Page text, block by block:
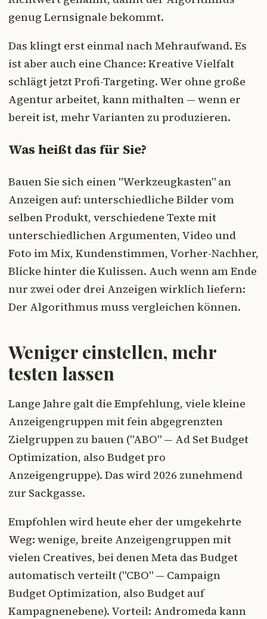
genug Lernsignale bekommt.
Das klingt erst einmal nach Mehraufwand. Es
ist aber auch eine Chance: Kreative Vielfalt
schlägt jetzt Profi-Targeting. Wer ohne große
Agentur arbeitet, kann mithalten — wenn er
bereit ist, mehr Varianten zu produzieren.
Was heißt das für Sie?
Bauen Sie sich einen "Werkzeugkasten" an
Anzeigen auf: unterschiedliche Bilder vom
selben Produkt, verschiedene Texte mit
unterschiedlichen Argumenten, Video und
Foto im Mix, Kundenstimmen, Vorher-Nachher,
Blicke hinter die Kulissen. Auch wenn am Ende
nur zwei oder drei Anzeigen wirklich liefern:
Der Algorithmus muss vergleichen können.
Weniger einstellen, mehr
testen lassen
Lange Jahre galt die Empfehlung, viele kleine
Anzeigengruppen mit fein abgegrenzten
Zielgruppen zu bauen ("ABO" — Ad Set Budget
Optimization, also Budget pro
Anzeigengruppe). Das wird 2026 zunehmend
zur Sackgasse.
Empfohlen wird heute eher der umgekehrte
Weg: wenige, breite Anzeigengruppen mit
vielen Creatives, bei denen Meta das Budget
automatisch verteilt ("CBO" — Campaign
Budget Optimization, also Budget auf
Kampagnenebene). Vorteil: Andromeda kann